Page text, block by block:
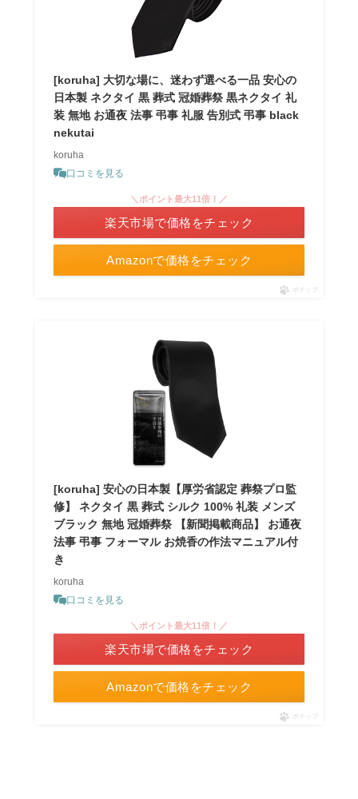
[koruha] 大切な場に、迷わず選べる一品 安心の
日本製 ネクタイ 黒 葬式 冠婚葬祭 黒ネクタイ 礼
装 無地 お通夜 法事 弔事 礼服 告別式 弔事 black
nekutai
koruha
口コミを見る
Amazonで価格をチェック
＼ポイント最大11倍！／
楽天市場で価格をチェック
ポチップ
[koruha] 安心の日本製【厚労省認定 葬祭プロ監
修】 ネクタイ 黒 葬式 シルク 100% 礼装 メンズ
ブラック 無地 冠婚葬祭 【新聞掲載商品】 お通夜
法事 弔事 フォーマル お焼香の作法マニュアル付
き
koruha
口コミを見る
Amazonで価格をチェック
＼ポイント最大11倍！／
楽天市場で価格をチェック
ポチップ